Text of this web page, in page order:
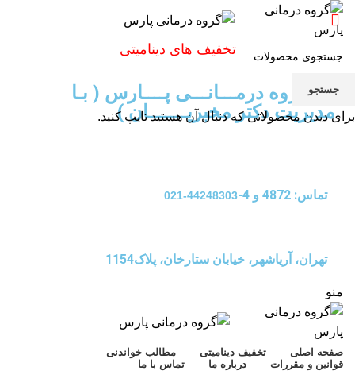
تخفیف های دینامیتی
گـــــروه درمـــانـــی پــــارس ( بـا
مدیریت دکتر مخبریـــــــان )
تماس: 4872 و 4- 44248303-021
تهران، آریاشهر، خیابان ستارخان، پلاک1154
منو
صفحه اصلی تخفیف دینامیتی
مطالب خواندنی
قوانین و مقررات
درباره ما تماس با ما
جستجو
برای دیدن محصولاتی که دنبال آن هستید تایپ کنید.